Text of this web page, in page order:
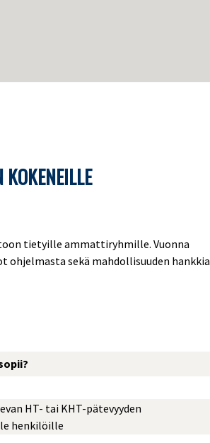
tietyille ammattiryhmille. Vuonna
ohjelmasta sekä mahdollisuuden hankkia
HT- tai KHT-pätevyyden
henkilöille